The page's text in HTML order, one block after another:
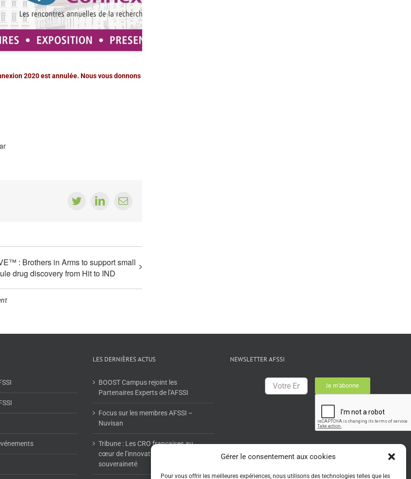
Gérer le consentement aux cookies
Pour vous offrir les meilleures expériences, nous utilisons des technologies telles que les
2020 est annulée. Nous vous donnons rendez-vous le 6 et
TwitterLinkedInEmail
: Brothers in Arms to support small
drug discovery from Hit to IND
LES DERNIÈRES ACTUS
BOOST Campus rejoint les
Partenaires Experts de l’AFSSI
Focus sur les membres AFSSI –
Nuvisan
Tribune : Les CRO françaises au
cœur de l’innovation et de la
souveraineté
NEWSLETTER AFSSI